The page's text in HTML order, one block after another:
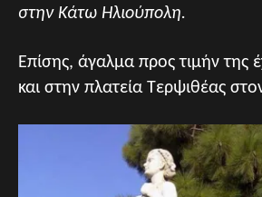
στην Κάτω Ηλιούπολη.
Επίσης, άγαλμα προς τιμήν της
και στην πλατεία Τερψιθέας